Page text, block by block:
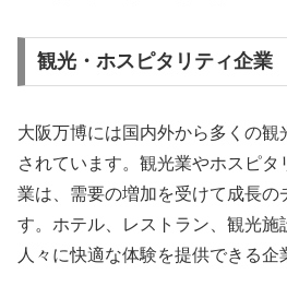
観光・ホスピタリティ企業
大阪万博には国内外から多くの観
されています。観光業やホスピ
業は、需要の増加を受けて成長の
す。ホテル、レストラン、観光施
人々に快適な体験を提供できる企